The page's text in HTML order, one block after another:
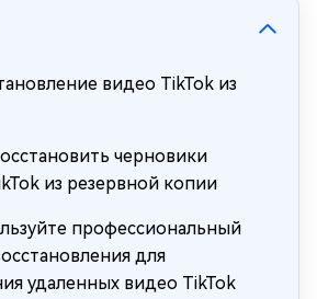
видео TikTok из
черновики
из резервной копии
профессиональный
для
удаленных видео TikTok